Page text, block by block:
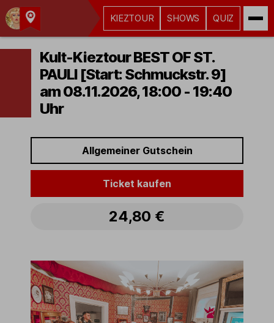
Kult-
Kieztouren
Hamburg
KIEZTOUR SHOWS QUIZ
Kult-Kieztour BEST OF ST.
PAULI [Start: Schmuckstr. 9]
am 08.11.2026, 18:00 - 19:40
Uhr
Allgemeiner Gutschein
Ticket kaufen
24,80 €